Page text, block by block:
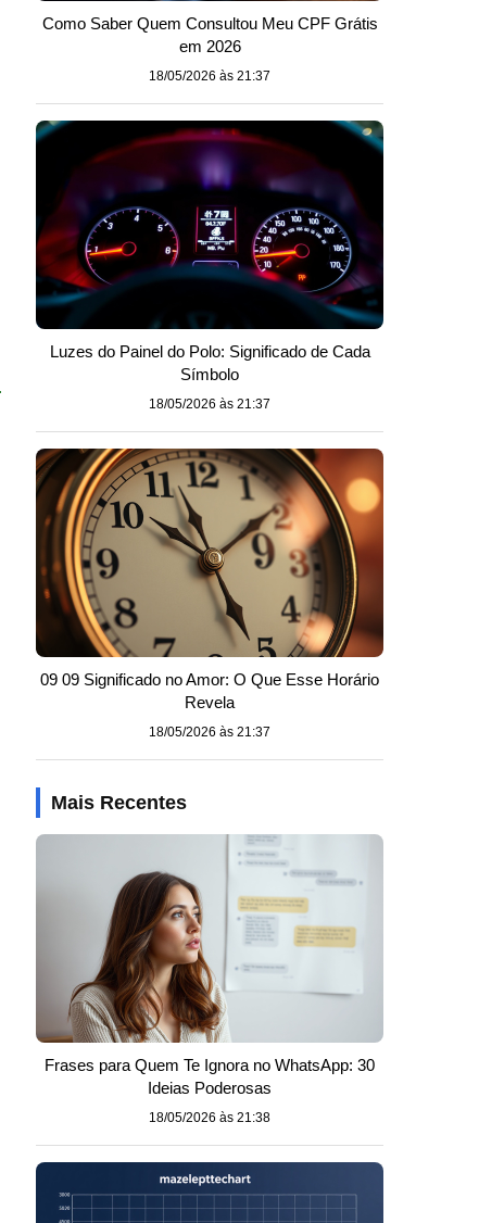
Como Saber Quem Consultou Meu CPF Grátis
em 2026
18/05/2026 às 21:37
Luzes do Painel do Polo: Significado de Cada
Símbolo
18/05/2026 às 21:37
09 09 Significado no Amor: O Que Esse Horário
Revela
18/05/2026 às 21:37
Mais Recentes
Frases para Quem Te Ignora no WhatsApp: 30
Ideias Poderosas
18/05/2026 às 21:38